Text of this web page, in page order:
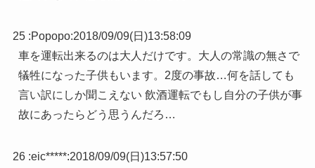
25 :Popopo:2018/09/09(日)13:58:09
車を運転出来るのは大人だけです。大人の常識の無さで
犠牲になった子供もいます。2度の事故…何を話しても
言い訳にしか聞こえない 飲酒運転でもし自分の子供が事
故にあったらどう思うんだろ…
26 :eic*****:2018/09/09(日)13:57:50